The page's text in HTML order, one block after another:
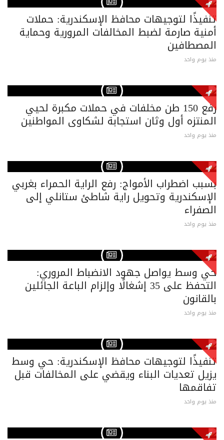
تنفيذًا لتوجيهات محافظ الإسكندرية: حملات
أمنية صارمة لضبط المخالفات المرورية وحماية
المصطافين
منذ يوم واحد
رفع 150 طن مخلفات في حملات مكبرة لحيي
المنتزه أول وثان استجابة لشكاوى المواطنين
منذ يوم واحد
بسبب اضطراب الأمواج: رفع الراية الحمراء بغربي
الإسكندرية وتحويل راية شاطئ ستانلي إلى
الصفراء
منذ يوم واحد
حي وسط يواصل جهود الانضباط المروري:
التحفظ على 35 إشغالًا وإلزام الباعة الجائلين
بالقانون
منذ يوم واحد
تنفيذًا لتوجيهات محافظ الإسكندرية: حي وسط
يزيل تعديات البناء ويقضي على المخالفات قبل
تفاقمها
منذ يوم واحد